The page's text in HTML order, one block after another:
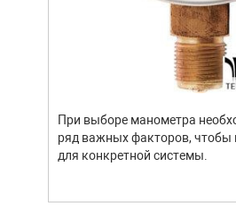
При выборе манометра
ряд важных факторов, чтобы
для конкретной системы.